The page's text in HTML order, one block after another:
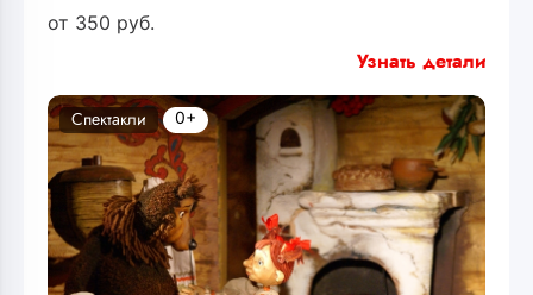
от 350 руб.
Узнать детали
Спектакли 0+